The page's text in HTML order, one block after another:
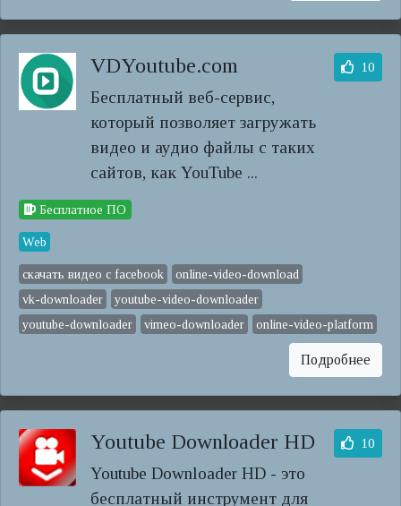
VDYoutube.com
Бесплатный веб-сервис,
который позволяет загружать
видео и аудио файлы с таких
сайтов, как YouTube ...
10
Бесплатное ПО
Web
скачать видео с facebook
online-video-download
vk-downloader
youtube-video-downloader
youtube-downloader
vimeo-downloader online-video-platform
Подробнее
Youtube Downloader HD
Youtube Downloader HD - это
бесплатный инструмент для
10